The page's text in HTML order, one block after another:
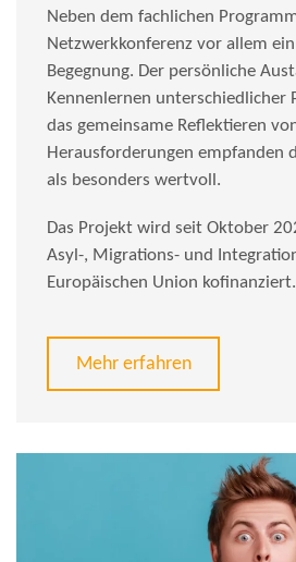
Neben dem fachlichen
Netzwerkkonferenz vor allem
Begegnung. Der persönliche
Kennenlernen unterschiedlicher
das gemeinsame Reflektieren
Herausforderungen empfanden
als besonders wertvoll.
Das Projekt wird seit Oktober
Asyl-, Migrations- und
Europäischen Union kofinanziert.
Mehr erfahren